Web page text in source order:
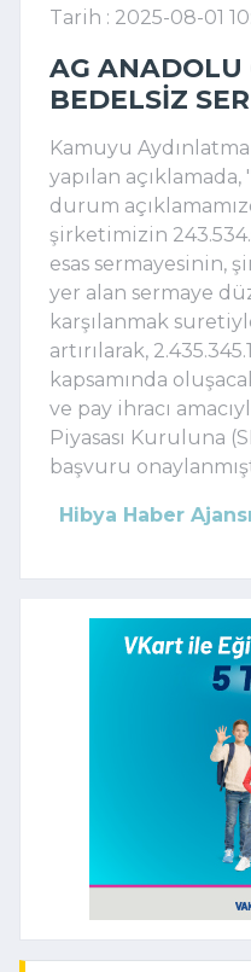
Tarih : 2025-08-01
AG ANADOLU
BEDELSIZ
Kamuyu
yapılan
durum
şirketimizin
esas sermayesinin,
yer alan sermaye
karşılanmak
artırılarak,
kapsamında
ve pay ihracı
Piyasası Kuruluna
başvuru
Hibya Haber Ajansı